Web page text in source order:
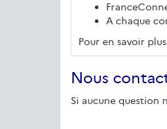
A chaque
Pour en savoir
Nous
Si aucune question